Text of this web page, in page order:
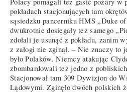
Polacy pomagali też gasić pożary w
pokładach stacjonujących tam
sąsiedzku pancerniku HMS „Duke
dwukrotnie dosięgały też samego
zdołali je usunąć z pokładu, zanim
z załogi nie zginął. – Nie znaczy to
było Polaków. Niemcy atakując
zbombardowali też jedno z
Stacjonował tam 309 Dywizjon do
Lądowymi. Zginęło dwóch polskich